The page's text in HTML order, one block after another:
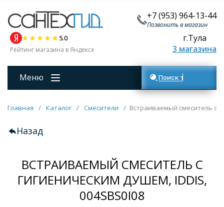
+7 (953) 964-13-44
Позвонить в магазин
5.0
Рейтинг магазина в Яндексе
г.Тула
3 магазина
Меню Поиск товаров
Главная / Каталог / Смесители / Встраиваемый смеситель с
Назад
ВСТРАИВАЕМЫЙ СМЕСИТЕЛЬ С
ГИГИЕНИЧЕСКИМ ДУШЕМ, IDDIS,
004SBS0I08